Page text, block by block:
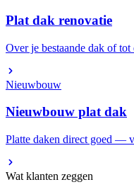
Plat dak renovatie
Over je bestaande dak of tot
Nieuwbouw
Nieuwbouw plat dak
Platte daken direct goed —
Wat klanten zeggen